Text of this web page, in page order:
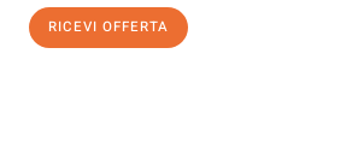
RICEVI OFFERTA